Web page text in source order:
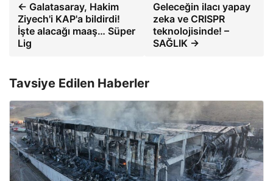
← Galatasaray, Hakim
Ziyech'i KAP'a bildirdi!
İşte alacağı maaş… Süper
Lig
Geleceğin ilacı yapay
zeka ve CRISPR
teknolojisinde! –
SAĞLIK →
Tavsiye Edilen Haberler